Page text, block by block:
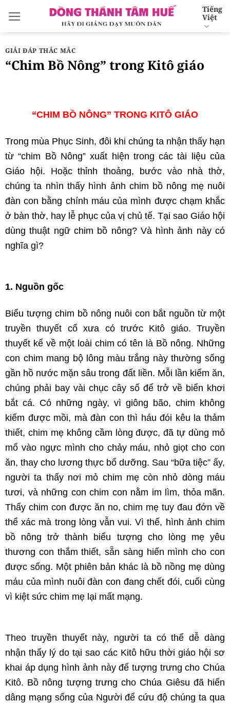
qua
nội
dung
Tiếng
Việt
GIẢI ĐÁP THẮC MẮC
“Chim Bồ Nông” trong Kitô giáo
“CHIM BỒ NÔNG” TRONG KITÔ GIÁO
Trong mùa Phục Sinh, đôi khi chúng ta nhận thấy hạn
từ “chim Bồ Nông” xuất hiện trong các tài liệu của
Giáo hội. Hoặc thỉnh thoảng, bước vào nhà thờ,
chúng ta nhìn thấy hình ảnh chim bồ nông mẹ nuôi
đàn con bằng chính máu của mình được chạm khắc
ở bàn thờ, hay lễ phục của vị chủ tế. Tại sao Giáo hội
dùng thuật ngữ chim bồ nông? Và hình ảnh này có
nghĩa gì?
1. Nguồn gốc
Biểu tượng chim bồ nông nuôi con bắt nguồn từ một
truyền thuyết cổ xưa có trước Kitô giáo. Truyền
thuyết kể về một loài chim có tên là Bồ nông. Những
con chim mang bộ lông màu trắng này thường sống
gần hồ nước mặn sâu trong đất liền. Mỗi lần kiếm ăn,
chúng phải bay vài chục cây số để trở về biển khơi
bắt cá. Có những ngày, vì giông bão, chim không
kiếm được mồi, mà đàn con thì háu đói kêu la thảm
thiết, chim mẹ không cầm lòng được, đã tự dùng mỏ
mổ vào ngực mình cho chảy máu, nhỏ giọt cho con
ăn, thay cho lương thực bổ dưỡng. Sau “bữa tiệc” ấy,
người ta thấy nơi mỏ chim mẹ còn nhỏ dòng máu
tươi, và những con chim con nằm im lìm, thỏa mãn.
Thấy chim con được ăn no, chim mẹ tuy đau đớn về
thể xác mà trong lòng vẫn vui. Vì thế, hình ảnh chim
bồ nông trở thành biểu tượng cho lòng mẹ yêu
thương con thắm thiết, sẵn sàng hiến mình cho con
được sống. Một phiên bản khác là bồ nồng mẹ dùng
máu của mình nuôi đàn con đang chết đói, cuối cùng
vì kiệt sức chim mẹ lại mất mạng.
Theo truyền thuyết này, người ta có thể dễ dàng
nhận thấy lý do tại sao các Kitô hữu thời giáo hội sơ
khai áp dụng hình ảnh này để tượng trưng cho Chúa
Kitô. Bồ nông tượng trưng cho Chúa Giêsu đã hiến
dâng mạng sống của Người để cứu độ chúng ta qua